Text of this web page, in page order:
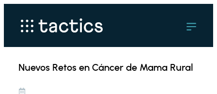
Nuevos Retos en Cáncer de Mama Rural